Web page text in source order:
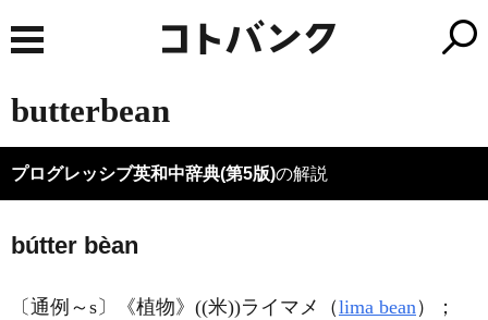
butterbean
プログレッシブ英和中辞典(第5版)の解説
bútter bèan
〔通例～s〕 《植物》 ((米))ライマメ（lima bean）；